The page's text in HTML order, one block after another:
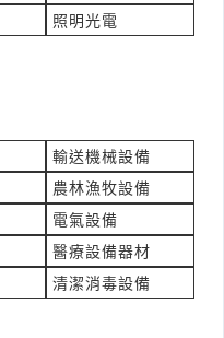
細粉）清運與處置報價諮
照明光電
輸送機械設備
農林漁牧設備
電氣設備
醫療設備器材
清潔消毒設備